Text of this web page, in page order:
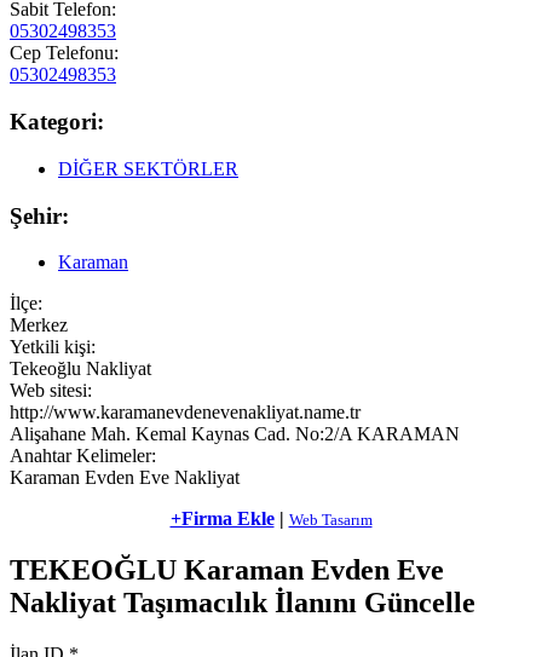
Sabit Telefon:
05302498353
Cep Telefonu:
05302498353
Kategori:
DİĞER SEKTÖRLER
Şehir:
Karaman
İlçe:
Merkez
Yetkili kişi:
Tekeoğlu Nakliyat
Web sitesi:
http://www.karamanevdenevenakliyat.name.tr
Alişahane Mah. Kemal Kaynas Cad. No:2/A KARAMAN
Anahtar Kelimeler:
Karaman Evden Eve Nakliyat
+Firma Ekle | Web Tasarım
TEKEOĞLU Karaman Evden Eve
Nakliyat Taşımacılık İlanını Güncelle